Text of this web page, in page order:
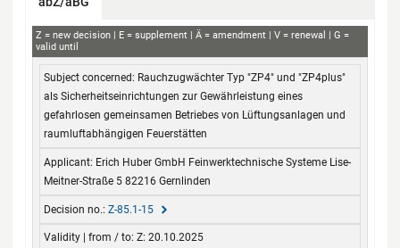
abZ+aBG
Z new decision E supplement Ä amendment V renewal
G
valid until
from / to
Rauchzugwächter Typ "ZP4" und "ZP4plus"
als Sicherheitseinrichtungen zur Gewährleistung eines
gefahrlosen gemeinsamen Betriebes von Lüftungsanlagen und
raumluftabhängigen Feuerstätten
Erich Huber GmbH Feinwerktechnische Systeme Lise-
Meitner-Straße 5 82216 Gernlinden
Z-85.1-15
Z: 20.10.2025